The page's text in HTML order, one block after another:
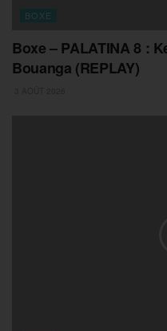
BOXE
Boxe – PALATINA 8 :
Bouanga (REPLAY)